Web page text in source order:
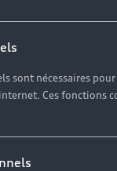
sont nécessaires
Ces fonctions